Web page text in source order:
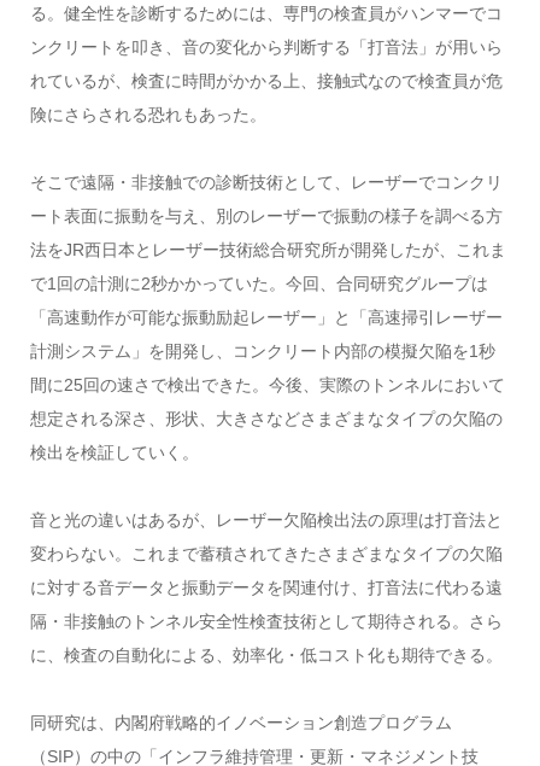
る。健全性を診断するためには、専門の検査員がハンマーでコ
ンクリートを叩き、音の変化から判断する「打音法」が用いら
れているが、検査に時間がかかる上、接触式なので検査員が危
険にさらされる恐れもあった。
そこで遠隔・非接触での診断技術として、レーザーでコンクリ
ート表面に振動を与え、別のレーザーで振動の様子を調べる方
法をJR西日本とレーザー技術総合研究所が開発したが、これま
で1回の計測に2秒かかっていた。今回、合同研究グループは
「高速動作が可能な振動励起レーザー」と「高速掃引レーザー
計測システム」を開発し、コンクリート内部の模擬欠陥を1秒
間に25回の速さで検出できた。今後、実際のトンネルにおいて
想定される深さ、形状、大きさなどさまざまなタイプの欠陥の
検出を検証していく。
音と光の違いはあるが、レーザー欠陥検出法の原理は打音法と
変わらない。これまで蓄積されてきたさまざまなタイプの欠陥
に対する音データと振動データを関連付け、打音法に代わる遠
隔・非接触のトンネル安全性検査技術として期待される。さら
に、検査の自動化による、効率化・低コスト化も期待できる。
同研究は、内閣府戦略的イノベーション創造プログラム
（SIP）の中の「インフラ維持管理・更新・マネジメント技